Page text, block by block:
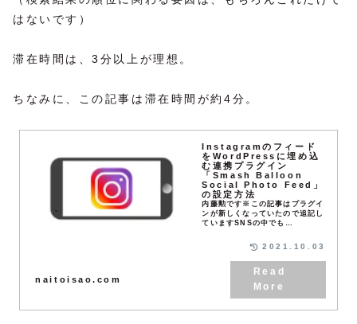
はないです）
滞在時間は、3分以上が理想。
ちなみに、この記事は滞在時間が約4分。
Instagramのフィード
をWordPressに埋め込
む連携プラグイン
「Smash Balloon
Social Photo Feed」
の設定方法
内藤勲です※この記事はプラグイ
ンが新しくなっていたので追記し
ていますSNSの中でも
がギャラリーのように一覧で表示
されるので、世界観が伝...
naitoisao.com
2021.10.03